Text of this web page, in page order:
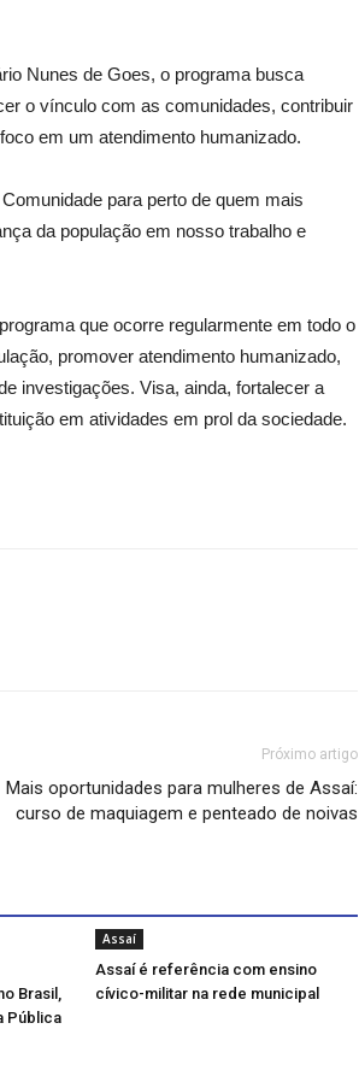
Nunes de Goes, o programa busca
o vínculo com as comunidades, contribuir
em um atendimento humanizado.
para perto de quem mais
da população em nosso trabalho e
que ocorre regularmente em todo o
promover atendimento humanizado,
investigações. Visa, ainda, fortalecer a
em atividades em prol da sociedade.
Próximo artigo
Mais oportunidades para mulheres de Assaí:
curso de maquiagem e penteado de noivas
Brasil,
Pública
Assaí
Assaí é referência com ensino
cívico-militar na rede municipal